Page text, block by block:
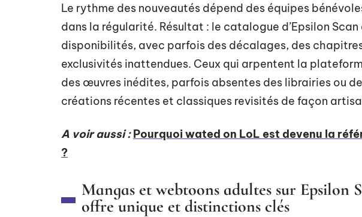
Le rythme des nouveautés dépend des équipes
dans la régularité. Résultat : le catalogue d’Epsilon Scan
disponibilités, avec parfois des décalages, des
exclusivités inattendues. Ceux qui arpentent la
des œuvres inédites, parfois absentes des librairies ou
créations récentes et classiques revisités de façon
A voir aussi : Pourquoi wated on LoL est devenu la
?
Mangas et webtoons adultes sur Epsilon
offre unique et distinctions clés